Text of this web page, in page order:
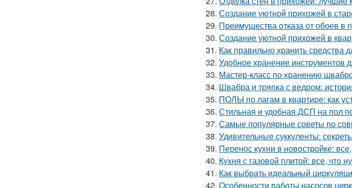
28. Создание уютной прихожей в
29. Преимущества отказа от обоев в
30. Создание уютной прихожей в
31. Как правильно хранить средства
32. Удобное хранение инструментов
33. Мастер-класс по хранению
34. Швабра и тряпка с ведром:
35. ПОЛЫ по лагам в квартире: как
36. Стильная и удобная ДСП на пол
37. Самые популярные советы по
38. Удивительные суккуленты:
39. Перенос кухни в новостройке:
40. Кухня с газовой плитой: все, что
41. Как выбрать идеальный
42. Особенности работы насосов